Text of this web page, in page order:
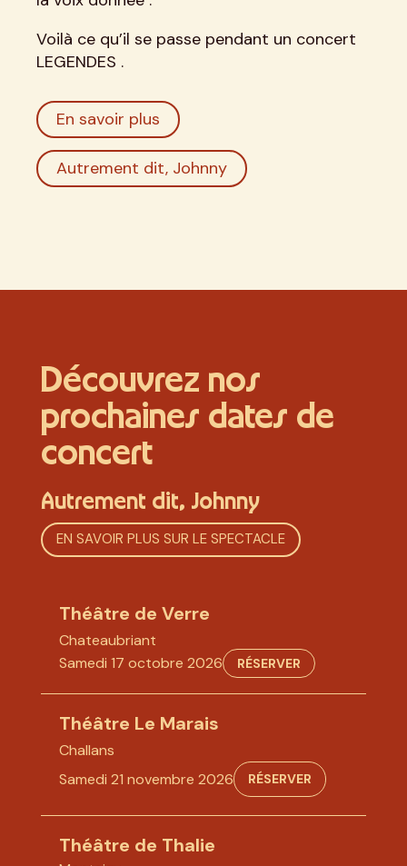
Voilà ce qu’il se passe pendant un concert
LEGENDES .
En savoir plus
Autrement dit, Johnny
Découvrez nos
prochaines dates de
concert
Autrement dit, Johnny
EN SAVOIR PLUS SUR LE SPECTACLE
Théâtre de Verre
Chateaubriant
Samedi 17 octobre 2026
RÉSERVER
Théâtre Le Marais
Challans
Samedi 21 novembre 2026
RÉSERVER
Théâtre de Thalie